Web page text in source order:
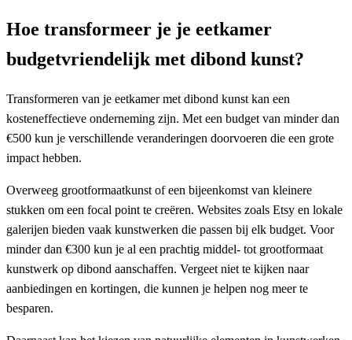
Hoe transformeer je je eetkamer
budgetvriendelijk met dibond kunst?
Transformeren van je eetkamer met dibond kunst kan een
kosteneffectieve onderneming zijn. Met een budget van minder dan
€500 kun je verschillende veranderingen doorvoeren die een grote
impact hebben.
Overweeg grootformaatkunst of een bijeenkomst van kleinere
stukken om een focal point te creëren. Websites zoals Etsy en lokale
galerijen bieden vaak kunstwerken die passen bij elk budget. Voor
minder dan €300 kun je al een prachtig middel- tot grootformaat
kunstwerk op dibond aanschaffen. Vergeet niet te kijken naar
aanbiedingen en kortingen, die kunnen je helpen nog meer te
besparen.